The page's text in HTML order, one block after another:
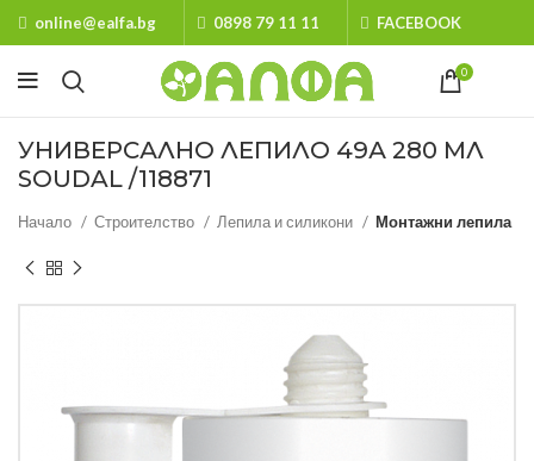
online@ealfa.bg 0898 79 11 11 FACEBOOK
0
УНИВЕРСАЛНО ЛЕПИЛО 49А 280 МЛ
SOUDAL /118871
Начало Строителство Лепила и силикони Монтажни лепила